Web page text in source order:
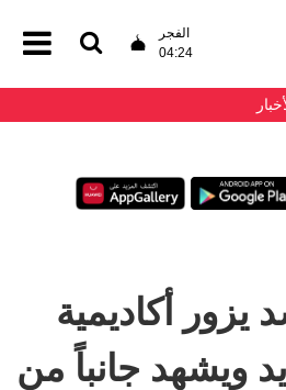
الفجر
04:24
أكاديمية
ويشهد جانباً من